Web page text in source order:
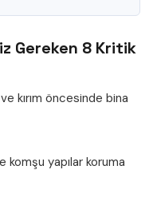
Gereken 8 Kritik
ve kırım öncesinde bina
komşu yapılar koruma